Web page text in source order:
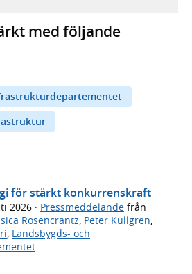
med följande
för stärkt konkurrenskraft
2026 · Pressmeddelande från
Rosencrantz Peter Kullgren
Landsbygds- och